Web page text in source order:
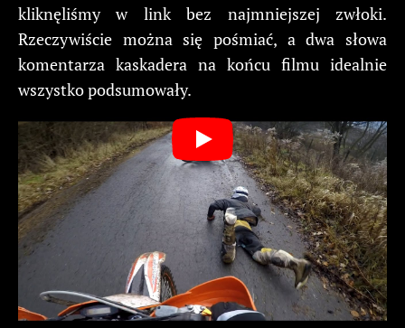
kliknęliśmy w link bez najmniejszej zwłoki.
Rzeczywiście można się pośmiać, a dwa słowa
komentarza kaskadera na końcu filmu idealnie
wszystko podsumowały.